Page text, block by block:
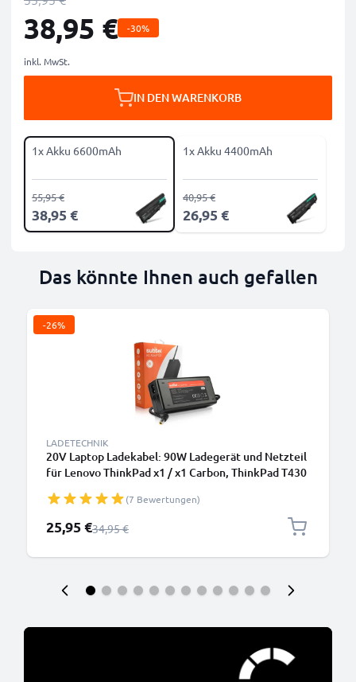
38,95 € -30%
inkl. MwSt.
IN DEN WARENKORB
1x Akku 6600mAh
38,95 €
55,95 €
1x Akku 4400mAh
26,95 €
40,95 €
Das könnte Ihnen auch gefallen
-26%
LADETECHNIK
20V Laptop Ladekabel: 90W Ladegerät und Netzteil
für Lenovo ThinkPad x1 / x1 Carbon, ThinkPad T430
Notebook PCs - 2.6m Netzkabel 40Y7659
(7 Bewertungen)
Sonderpreis
25,95 €Regulärer Preis
34,95 €